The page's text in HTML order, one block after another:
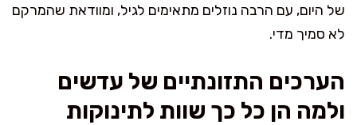
של היום, עם הרבה נוזלים מתאימים לגיל, ומוודאת שהמרקם
לא סמיך מדי.
הערכים התזונתיים של עדשים
ולמה הן כל כך שוות לתינוקות